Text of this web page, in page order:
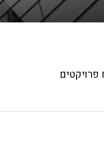
פרויקטים